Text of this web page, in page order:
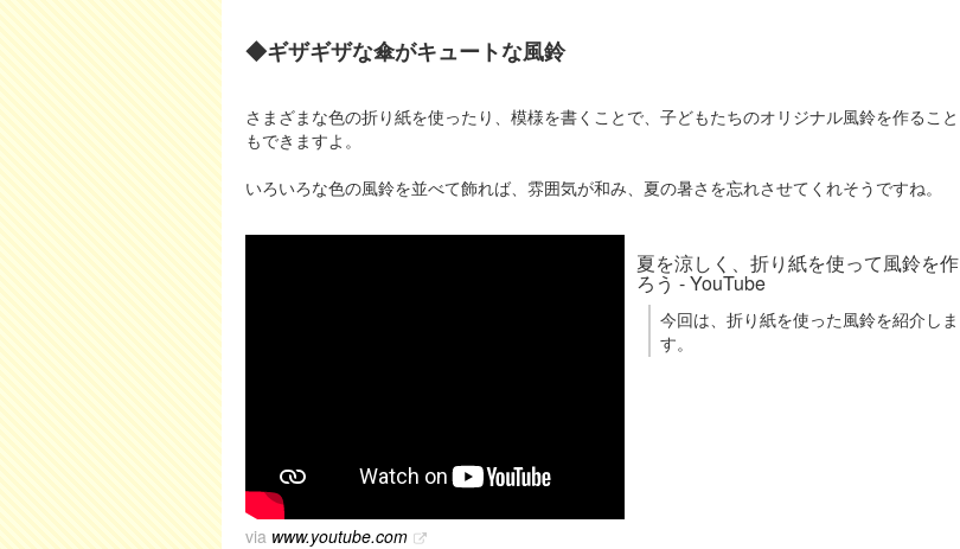
◆ギザギザな傘がキュートな風鈴
さまざまな色の折り紙を使ったり、模様を書くことで、子どもたちのオリジナル風鈴を作ること
もできますよ。
いろいろな色の風鈴を並べて飾れば、雰囲気が和み、夏の暑さを忘れさせてくれそうですね。
夏を涼しく、折り紙を使って風鈴を作
ろう - YouTube
今回は、折り紙を使った風鈴を紹介しま
す。
via www.youtube.com